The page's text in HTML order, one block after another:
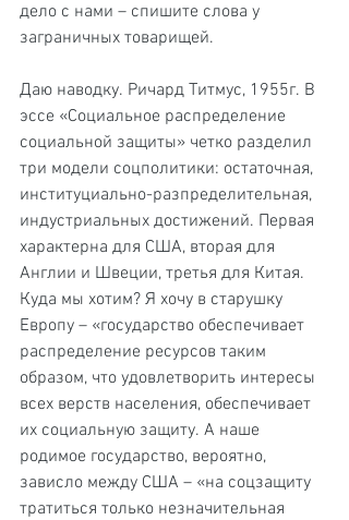
дело с нами – спишите слова у
заграничных товарищей.
Даю наводку. Ричард Титмус, 1955г. В
эссе «Социальное распределение
социальной защиты» четко разделил
три модели соцполитики: остаточная,
институциально-разпределительная,
индустриальных достижений. Первая
характерна для США, вторая для
Англии и Швеции, третья для Китая.
Куда мы хотим? Я хочу в старушку
Европу – «государство обеспечивает
распределение ресурсов таким
образом, что удовлетворить интересы
всех верств населения, обеспечивает
их социальную защиту. А наше
родимое государство, вероятно,
зависло между США – «на соцзащиту
тратиться только незначительная